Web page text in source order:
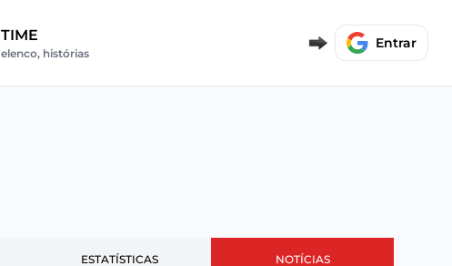
TIME
elenco, histórias
Entrar
ESTATÍSTICAS NOTÍCIAS